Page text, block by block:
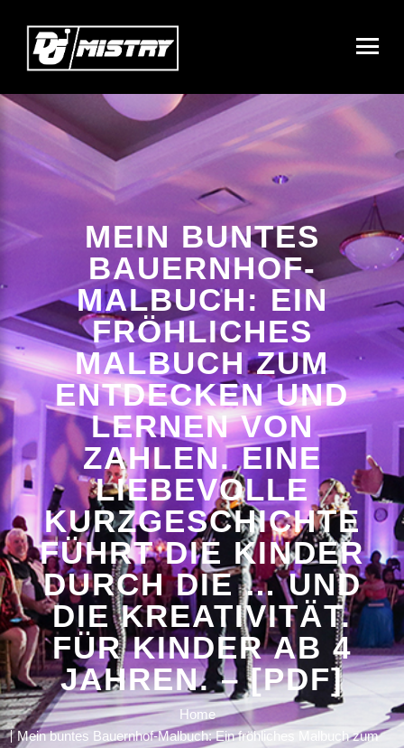
MEIN BUNTES
BAUERNHOF-
MALBUCH: EIN
FRÖHLICHES
MALBUCH ZUM
ENTDECKEN UND
LERNEN VON
ZAHLEN. EINE
LIEBEVOLLE
KURZGESCHICHTE
FÜHRT DIE KINDER
DURCH DIE … UND
DIE KREATIVITÄT.
FÜR KINDER AB 4
JAHREN. – [PDF]
Home
Mein buntes Bauernhof-Malbuch: Ein fröhliches Malbuch zum